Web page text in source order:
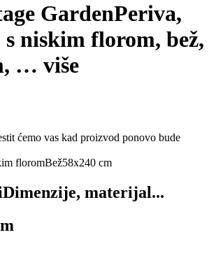
GardenPeriva,
niskim florom, bež,
, … više
ćemo vas kad proizvod ponovo bude
floromBež58x240 cm
Dimenzije, materijal...